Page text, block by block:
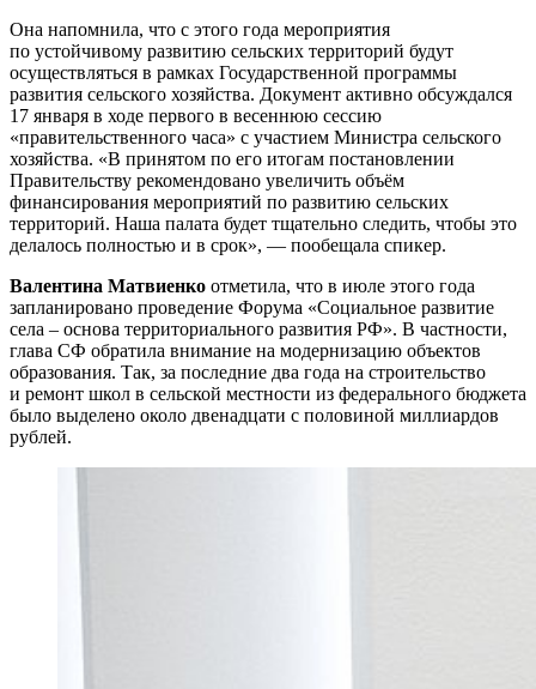
Она напомнила, что с этого года мероприятия
по устойчивому развитию сельских территорий будут
осуществляться в рамках Государственной программы
развития сельского хозяйства. Документ активно обсуждался
17 января в ходе первого в весеннюю сессию
«правительственного часа» с участием Министра сельского
хозяйства. «В принятом по его итогам постановлении
Правительству рекомендовано увеличить объём
финансирования мероприятий по развитию сельских
территорий. Наша палата будет тщательно следить, чтобы это
делалось полностью и в срок», — пообещала спикер.
Валентина Матвиенко отметила, что в июле этого года
запланировано проведение Форума «Социальное развитие
села – основа территориального развития РФ». В частности,
глава СФ обратила внимание на модернизацию объектов
образования. Так, за последние два года на строительство
и ремонт школ в сельской местности из федерального бюджета
было выделено около двенадцати с половиной миллиардов
рублей.